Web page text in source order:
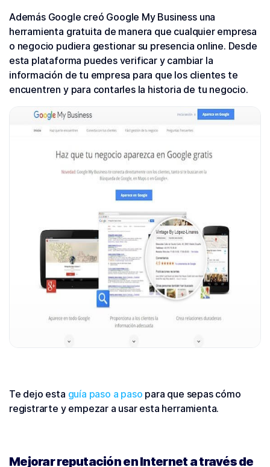
Además Google creó Google My Business una
herramienta gratuita de manera que cualquier empresa
o negocio pudiera gestionar su presencia online. Desde
esta plataforma puedes verificar y cambiar la
información de tu empresa para que los clientes te
encuentren y para contarles la historia de tu negocio.
Te dejo esta guía paso a paso para que sepas cómo
registrarte y empezar a usar esta herramienta.
Mejorar reputación en Internet a través de